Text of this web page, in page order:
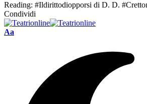
Reading: #Ildirittodiopporsi di D. D.
Condividi
Font
Aa